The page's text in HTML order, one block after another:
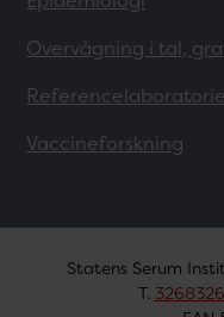
Overvågning i tal,
Vaccineforskning
Statens Serum
T.